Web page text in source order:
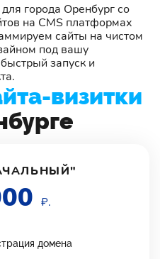
города Оренбург со
на CMS платформах
сайты на чистом
под вашу
запуск и
визитки
₽.
домена